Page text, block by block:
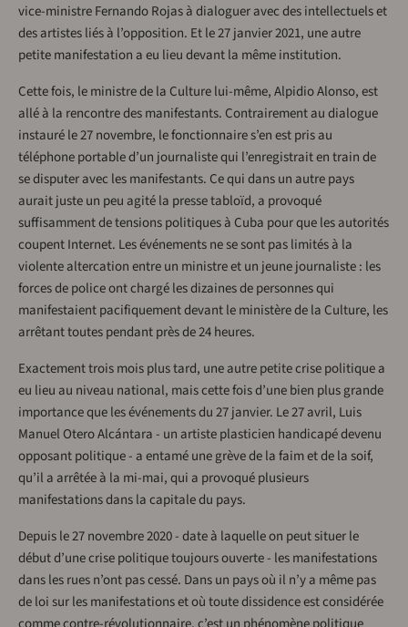
vice-ministre Fernando Rojas à dialoguer avec des intellectuels et
des artistes liés à l’opposition. Et le 27 janvier 2021, une autre
petite manifestation a eu lieu devant la même institution.
Cette fois, le ministre de la Culture lui-même, Alpidio Alonso, est
allé à la rencontre des manifestants. Contrairement au dialogue
instauré le 27 novembre, le fonctionnaire s’en est pris au
téléphone portable d’un journaliste qui l’enregistrait en train de
se disputer avec les manifestants. Ce qui dans un autre pays
aurait juste un peu agité la presse tabloïd, a provoqué
suffisamment de tensions politiques à Cuba pour que les autorités
coupent Internet. Les événements ne se sont pas limités à la
violente altercation entre un ministre et un jeune journaliste : les
forces de police ont chargé les dizaines de personnes qui
manifestaient pacifiquement devant le ministère de la Culture, les
arrêtant toutes pendant près de 24 heures.
Exactement trois mois plus tard, une autre petite crise politique a
eu lieu au niveau national, mais cette fois d’une bien plus grande
importance que les événements du 27 janvier. Le 27 avril, Luis
Manuel Otero Alcántara - un artiste plasticien handicapé devenu
opposant politique - a entamé une grève de la faim et de la soif,
qu’il a arrêtée à la mi-mai, qui a provoqué plusieurs
manifestations dans la capitale du pays.
Depuis le 27 novembre 2020 - date à laquelle on peut situer le
début d’une crise politique toujours ouverte - les manifestations
dans les rues n’ont pas cessé. Dans un pays où il n’y a même pas
de loi sur les manifestations et où toute dissidence est considérée